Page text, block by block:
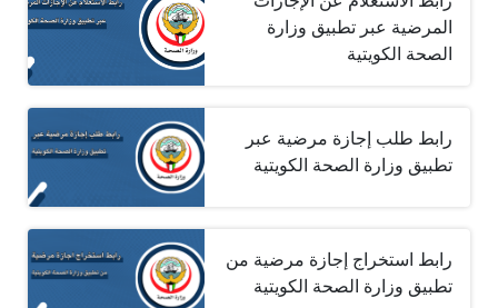
المرضية عبر تطبيق وزارة
الصحة الكويتية
رابط طلب إجازة مرضية عبر
تطبيق وزارة الصحة الكويتية
رابط استخراج إجازة مرضية من
تطبيق وزارة الصحة الكويتية